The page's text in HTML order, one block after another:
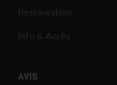
Restauration
Info & Accès
AVIS